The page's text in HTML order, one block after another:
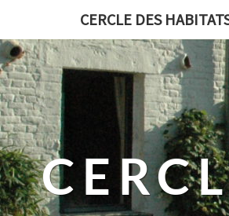
CERCLE DES